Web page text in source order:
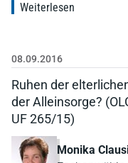
Weiterlesen
08.09.2016
Ruhen der
der Alleinsorge?
UF 265/15)
Monika